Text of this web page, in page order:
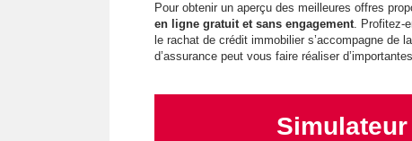
Pour obtenir un aperçu des meilleures offres
en ligne gratuit et sans engagement. Profitez-
le rachat de crédit immobilier s’accompagne de
d’assurance peut vous faire réaliser